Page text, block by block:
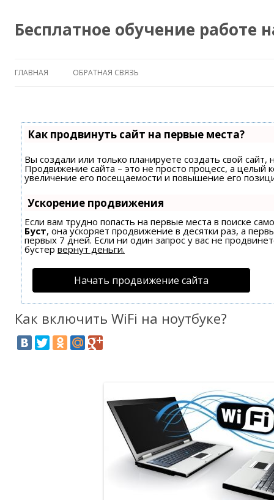
Бесплатное обучение работе
ГЛАВНАЯ ОБРАТНАЯ СВЯЗЬ
Как продвинуть сайт на первые места?
Вы создали или только планируете создать свой сайт,
Продвижение сайта – это не просто процесс, а целый
увеличение его посещаемости и повышение его
Ускорение продвижения
Если вам трудно попасть на первые места в поиске
Буст, она ускоряет продвижение в десятки раз, а
первых 7 дней. Если ни один запрос у вас не
бустер вернут деньги.
Начать продвижение сайта
Как включить WiFi на ноутбуке?